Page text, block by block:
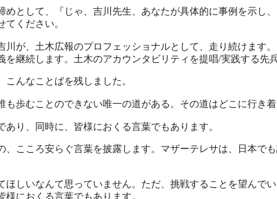
めとして、『じゃ、吉川先生、あなたが具体的に事例を示し
てください。
川が、土木広報のプロフェッショナルとして、走り続けます
を継続します。土木のアカウンタビリティを提唱/実践する先
こんなことばを残しました。
も歩むことのできない唯一の道がある。 その道はどこに行き
り、同時に、皆様におくる言葉でもあります。
、こころ安らぐ言葉を披露します。マザーテレサは、日本で
ほしいなんて思っていません。ただ、挑戦することを望んでい
におくる言葉でもあります。